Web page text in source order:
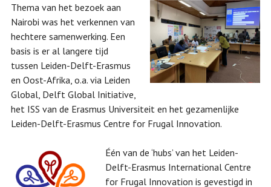
Thema van het bezoek aan
Nairobi was het verkennen van
hechtere samenwerking. Een
basis is er al langere tijd
tussen Leiden-Delft-Erasmus
en Oost-Afrika, o.a. via Leiden
Global, Delft Global Initiative,
het ISS van de Erasmus Universiteit en het gezamenlijke
Leiden-Delft-Erasmus Centre for Frugal Innovation.
Één van de ‘hubs’ van het Leiden-
Delft-Erasmus International Centre
for Frugal Innovation is gevestigd in